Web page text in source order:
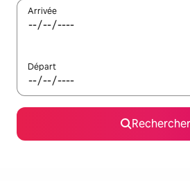
Arrivée
Départ
Rechercher